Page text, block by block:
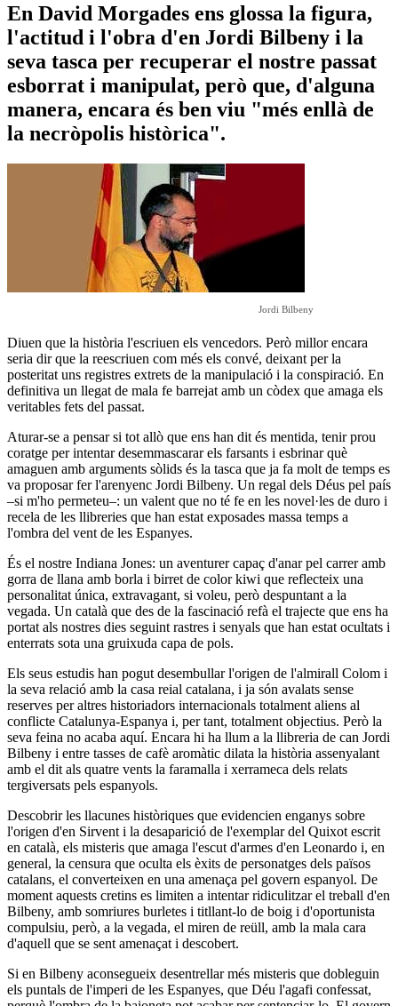
En David Morgades ens glossa la figura,
l'actitud i l'obra d'en Jordi Bilbeny i la
seva tasca per recuperar el nostre passat
esborrat i manipulat, però que, d'alguna
manera, encara és ben viu "més enllà de
la necròpolis històrica".
Jordi Bilbeny
Diuen que la història l'escriuen els vencedors. Però millor encara
seria dir que la reescriuen com més els convé, deixant per la
posteritat uns registres extrets de la manipulació i la conspiració. En
definitiva un llegat de mala fe barrejat amb un còdex que amaga els
veritables fets del passat.
Aturar-se a pensar si tot allò que ens han dit és mentida, tenir prou
coratge per intentar desemmascarar els farsants i esbrinar què
amaguen amb arguments sòlids és la tasca que ja fa molt de temps es
va proposar fer l'arenyenc Jordi Bilbeny. Un regal dels Déus pel país
–si m'ho permeteu–: un valent que no té fe en les novel·les de duro i
recela de les llibreries que han estat exposades massa temps a
l'ombra del vent de les Espanyes.
És el nostre Indiana Jones: un aventurer capaç d'anar pel carrer amb
gorra de llana amb borla i birret de color kiwi que reflecteix una
personalitat única, extravagant, si voleu, però despuntant a la
vegada. Un català que des de la fascinació refà el trajecte que ens ha
portat als nostres dies seguint rastres i senyals que han estat ocultats i
enterrats sota una gruixuda capa de pols.
Els seus estudis han pogut desembullar l'origen de l'almirall Colom i
la seva relació amb la casa reial catalana, i ja són avalats sense
reserves per altres historiadors internacionals totalment aliens al
conflicte Catalunya-Espanya i, per tant, totalment objectius. Però la
seva feina no acaba aquí. Encara hi ha llum a la llibreria de can Jordi
Bilbeny i entre tasses de cafè aromàtic dilata la història assenyalant
amb el dit als quatre vents la faramalla i xerrameca dels relats
tergiversats pels espanyols.
Descobrir les llacunes històriques que evidencien enganys sobre
l'origen d'en Sirvent i la desaparició de l'exemplar del Quixot escrit
en català, els misteris que amaga l'escut d'armes d'en Leonardo i, en
general, la censura que oculta els èxits de personatges dels països
catalans, el converteixen en una amenaça pel govern espanyol. De
moment aquests cretins es limiten a intentar ridiculitzar el treball d'en
Bilbeny, amb somriures burletes i titllant-lo de boig i d'oportunista
compulsiu, però, a la vegada, el miren de reüll, amb la mala cara
d'aquell que se sent amenaçat i descobert.
Si en Bilbeny aconsegueix desentrellar més misteris que dobleguin
els puntals de l'imperi de les Espanyes, que Déu l'agafi confessat,